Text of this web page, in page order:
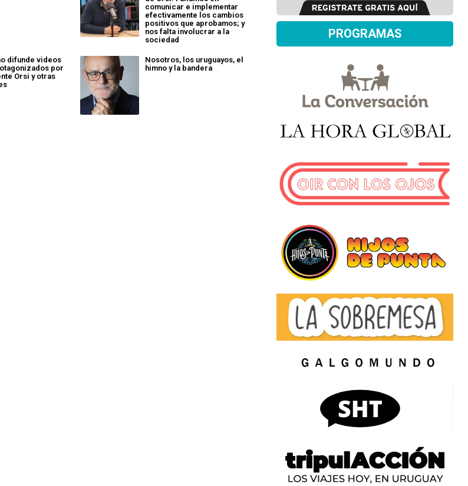
comunicar e implementar
efectivamente los cambios
positivos que aprobamos; y
nos falta involucrar a la
sociedad
difunde videos
por
Orsi y otras
Nosotros, los uruguayos, el
himno y la bandera
PROGRAMAS